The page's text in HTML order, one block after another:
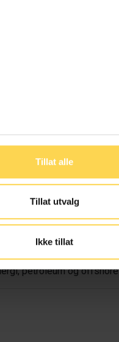
Tillat alle
Tillat utvalg
Ikke tillat
petroleum og offshore